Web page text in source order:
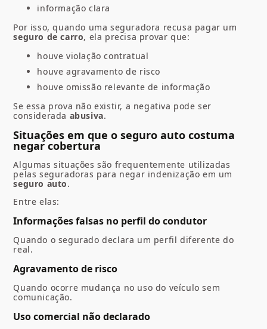
informação clara
Por isso, quando uma seguradora recusa pagar um
seguro de carro, ela precisa provar que:
houve violação contratual
houve agravamento de risco
houve omissão relevante de informação
Se essa prova não existir, a negativa pode ser
considerada abusiva.
Situações em que o seguro auto costuma
negar cobertura
Algumas situações são frequentemente utilizadas
pelas seguradoras para negar indenização em um
seguro auto.
Entre elas:
Informações falsas no perfil do condutor
Quando o segurado declara um perfil diferente do
real.
Agravamento de risco
Quando ocorre mudança no uso do veículo sem
comunicação.
Uso comercial não declarado